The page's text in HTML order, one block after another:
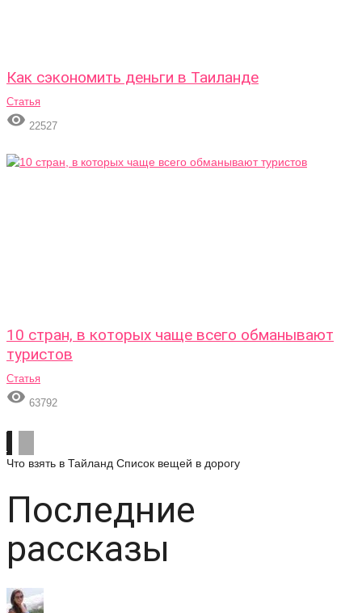
Как сэкономить деньги в Таиланде
Статья
 22527
10 стран, в которых чаще всего обманывают
туристов
Статья
 63792
Что взять в Тайланд Список вещей в дорогу
Последние
рассказы